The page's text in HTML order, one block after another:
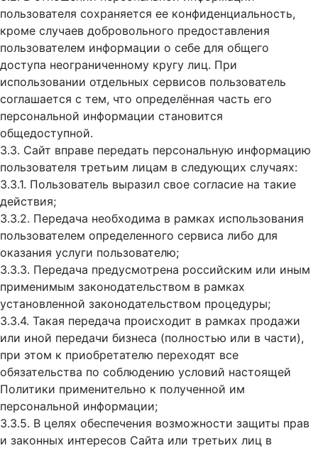
пользователя сохраняется ее конфиденциальность,
кроме случаев добровольного предоставления
пользователем информации о себе для общего
доступа неограниченному кругу лиц. При
использовании отдельных сервисов пользователь
соглашается с тем, что определённая часть его
персональной информации становится
общедоступной.
3.3. Сайт вправе передать персональную информацию
пользователя третьим лицам в следующих случаях:
3.3.1. Пользователь выразил свое согласие на такие
действия;
3.3.2. Передача необходима в рамках использования
пользователем определенного сервиса либо для
оказания услуги пользователю;
3.3.3. Передача предусмотрена российским или иным
применимым законодательством в рамках
установленной законодательством процедуры;
3.3.4. Такая передача происходит в рамках продажи
или иной передачи бизнеса (полностью или в части),
при этом к приобретателю переходят все
обязательства по соблюдению условий настоящей
Политики применительно к полученной им
персональной информации;
3.3.5. В целях обеспечения возможности защиты прав
и законных интересов Сайта или третьих лиц в